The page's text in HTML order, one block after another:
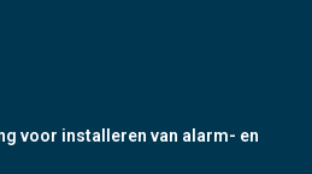
voor installeren van alarm- en